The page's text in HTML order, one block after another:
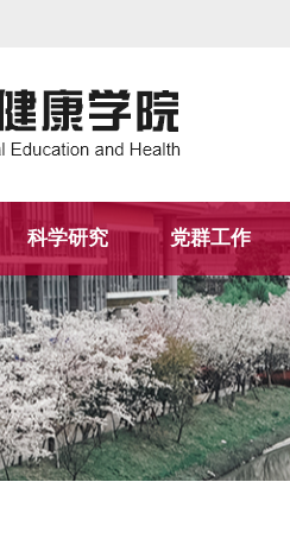
科学研究 党群工作